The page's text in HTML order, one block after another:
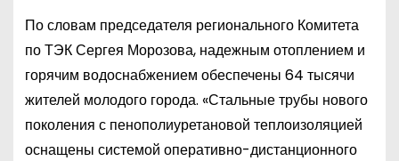
По словам председателя регионального Комитета
по ТЭК Сергея Морозова, надежным отоплением и
горячим водоснабжением обеспечены 64 тысячи
жителей молодого города. «Стальные трубы нового
поколения с пенополиуретановой теплоизоляцией
оснащены системой оперативно-дистанционного